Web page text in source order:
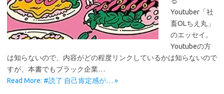
Youtuber「社
畜OLちえ丸」
のエッセイ。
Youtubeの方
は知らないので、内容がどの程度リンクしているかは知らないので
すが、本書でもブラック企業…
Read More: #読了 自己肯定感が… »